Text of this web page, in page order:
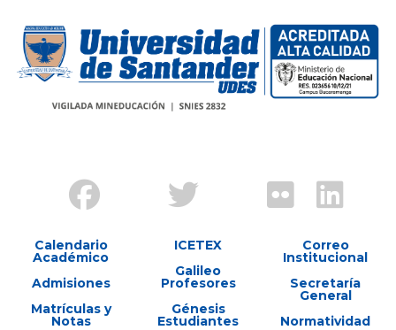
Calendario
Académico
Admisiones
Matrículas y
Notas
ICETEX
Galileo
Profesores
Génesis
Estudiantes
Correo
Institucional
Secretaría
General
Normatividad